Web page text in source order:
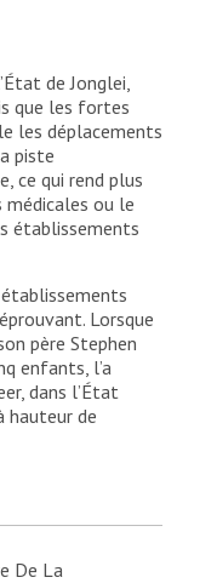
de Jonglei,
que les fortes
les déplacements
piste
ce qui rend plus
ou le
établissements
Lorsque
père Stephen
enfants, l’a
dans l’État
hauteur de
De La